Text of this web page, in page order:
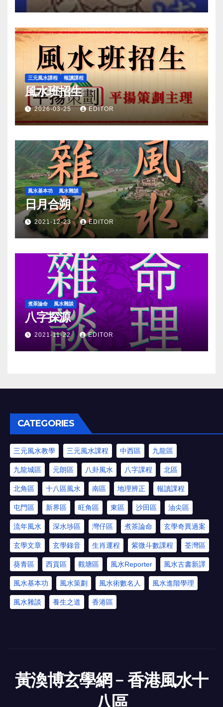
三元風水課程 報讀課程
風水班招生
2026-03-25 EDITOR
風水基本功 風水雜談
日月合朔
2021-12-23 EDITOR
煮茶論命 風水雜談
八字探源
2021-11-22 EDITOR
CATEGORIES
三元風水教學 三元風水課程 中西區 九龍區
九龍城區 元朗區 八卦風水 八字課程 北區
北角區 十八區風水 南區 地理辨正 報讀課程
屯門區 新界區 旺角區 東區 沙田區 油尖區
流年風水 深水埗區 灣仔區 煮茶論命 玄學奇異過案
玄學文章 玄學錄音 生肖運程 紫微斗數課程 荃灣區
葵青區 西貢區 觀塘區 風水Reporter 風水古書新譯
風水基本功 風水策劃 風水術數名人 風水進階學理
風水雜談 養生之道 香港區
黃渙博玄學網﹣香港風水十
八區